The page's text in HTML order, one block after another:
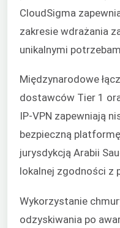
CloudSigma
zakresie wdrażania
unikalnymi
Międzynarodowe
dostawców Tier 1
IP-VPN zapewniają
bezpieczną
jurysdykcją Arabii
lokalnej zgodności z
Wykorzystanie
odzyskiwania po